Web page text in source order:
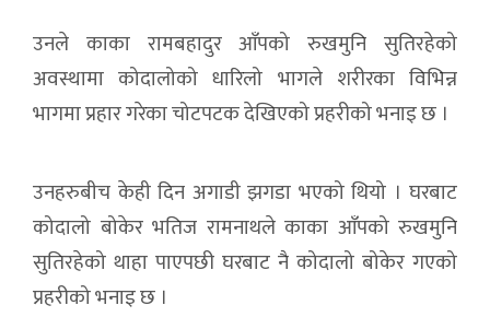
उनले काका रामबहादुर आँपको रुखमुनि सुतिरहेको
अवस्थामा कोदालोको धारिलो भागले शरीरका विभिन्न
भागमा प्रहार गरेका चोटपटक देखिएको प्रहरीको भनाइ छ ।
उनहरुबीच केही दिन अगाडी झगडा भएको थियो । घरबाट
कोदालो बोकेर भतिज रामनाथले काका आँपको रुखमुनि
सुतिरहेको थाहा पाएपछी घरबाट नै कोदालो बोकेर गएको
प्रहरीको भनाइ छ ।